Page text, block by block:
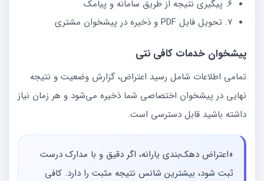
۶. پیگیری نتیجه از طریق سامانه و پیامک
۷. تحویل فایل PDF و ذخیره در پیشخوان مشتری
پیشخوان خدمات کافی نتی
تمامی اطلاعات شامل رسید اعتراض، گزارش وضعیت و نتیجه
نهایی در پیشخوان اختصاصی شما ذخیره می‌شود و هر زمان نیاز
داشته باشید قابل دسترسی است.
«اعتراض دهک‌بندی یارانه، اگر دقیق و با مدارک درست
ثبت شود، بیشترین شانس نتیجه مثبت را دارد. کافی